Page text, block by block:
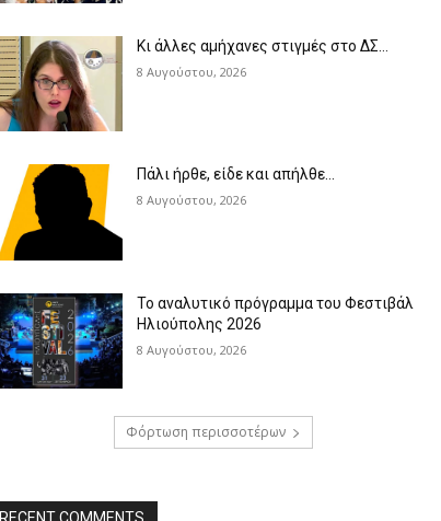
Κι άλλες αμήχανες στιγμές στο ΔΣ…
8 Αυγούστου, 2026
Πάλι ήρθε, είδε και απήλθε…
8 Αυγούστου, 2026
Το αναλυτικό πρόγραμμα του Φεστιβάλ
Ηλιούπολης 2026
8 Αυγούστου, 2026
Φόρτωση περισσοτέρων